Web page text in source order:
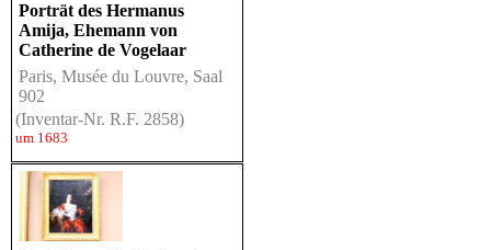
Porträt des Hermanus
Amija, Ehemann von
Catherine de Vogelaar
Paris, Musée du Louvre, Saal
902
(Inventar-Nr. R.F. 2858)
um 1683